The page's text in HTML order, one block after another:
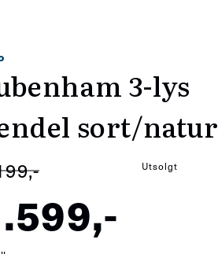
3-lys
sort/natur
Utsolgt